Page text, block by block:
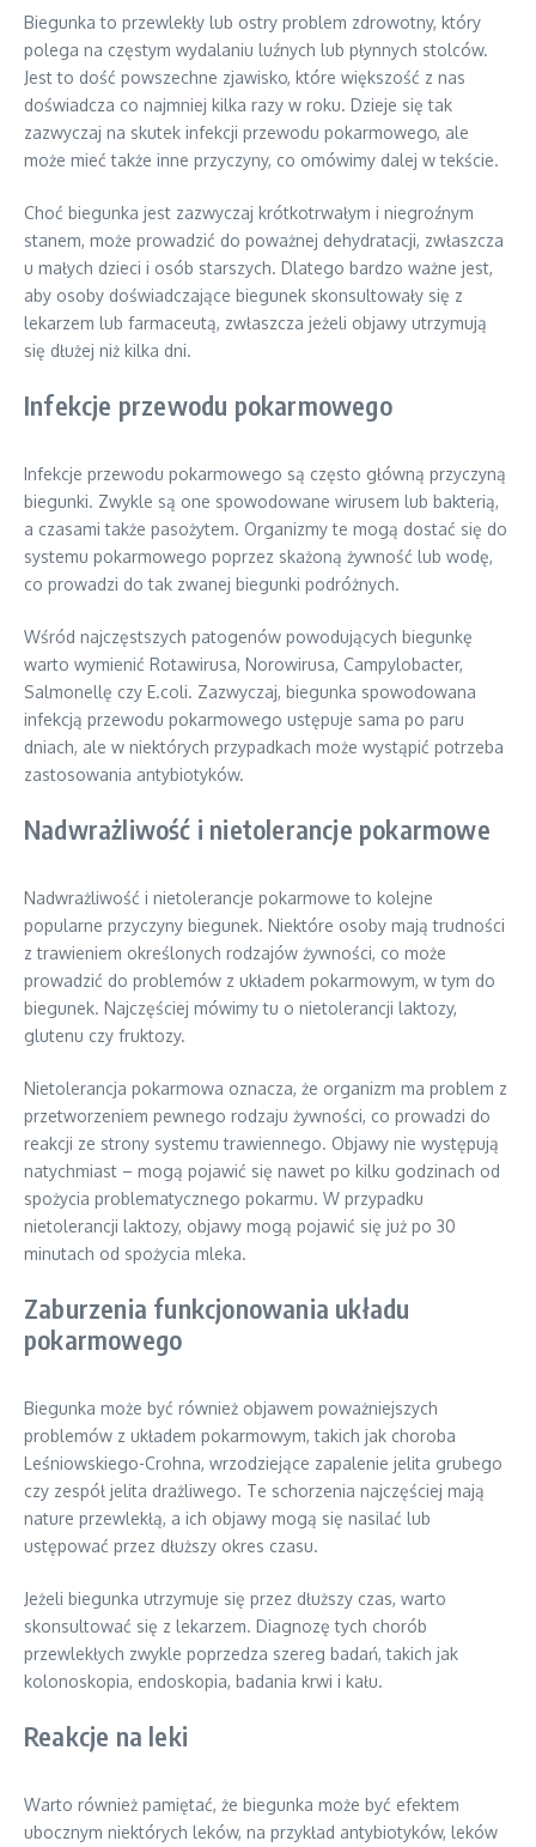
Biegunka to przewlekły lub ostry problem zdrowotny, który
polega na częstym wydalaniu luźnych lub płynnych stolców.
Jest to dość powszechne zjawisko, które większość z nas
doświadcza co najmniej kilka razy w roku. Dzieje się tak
zazwyczaj na skutek infekcji przewodu pokarmowego, ale
może mieć także inne przyczyny, co omówimy dalej w tekście.
Choć biegunka jest zazwyczaj krótkotrwałym i niegroźnym
stanem, może prowadzić do poważnej dehydratacji, zwłaszcza
u małych dzieci i osób starszych. Dlatego bardzo ważne jest,
aby osoby doświadczające biegunek skonsultowały się z
lekarzem lub farmaceutą, zwłaszcza jeżeli objawy utrzymują
się dłużej niż kilka dni.
Infekcje przewodu pokarmowego
Infekcje przewodu pokarmowego są często główną przyczyną
biegunki. Zwykle są one spowodowane wirusem lub bakterią,
a czasami także pasożytem. Organizmy te mogą dostać się do
systemu pokarmowego poprzez skażoną żywność lub wodę,
co prowadzi do tak zwanej biegunki podróżnych.
Wśród najczęstszych patogenów powodujących biegunkę
warto wymienić Rotawirusa, Norowirusa, Campylobacter,
Salmonellę czy E.coli. Zazwyczaj, biegunka spowodowana
infekcją przewodu pokarmowego ustępuje sama po paru
dniach, ale w niektórych przypadkach może wystąpić potrzeba
zastosowania antybiotyków.
Nadwrażliwość i nietolerancje pokarmowe
Nadwrażliwość i nietolerancje pokarmowe to kolejne
popularne przyczyny biegunek. Niektóre osoby mają trudności
z trawieniem określonych rodzajów żywności, co może
prowadzić do problemów z układem pokarmowym, w tym do
biegunek. Najczęściej mówimy tu o nietolerancji laktozy,
glutenu czy fruktozy.
Nietolerancja pokarmowa oznacza, że organizm ma problem z
przetworzeniem pewnego rodzaju żywności, co prowadzi do
reakcji ze strony systemu trawiennego. Objawy nie występują
natychmiast – mogą pojawić się nawet po kilku godzinach od
spożycia problematycznego pokarmu. W przypadku
nietolerancji laktozy, objawy mogą pojawić się już po 30
minutach od spożycia mleka.
Zaburzenia funkcjonowania układu
pokarmowego
Biegunka może być również objawem poważniejszych
problemów z układem pokarmowym, takich jak choroba
Leśniowskiego-Crohna, wrzodziejące zapalenie jelita grubego
czy zespół jelita drażliwego. Te schorzenia najczęściej mają
nature przewlekłą, a ich objawy mogą się nasilać lub
ustępować przez dłuższy okres czasu.
Jeżeli biegunka utrzymuje się przez dłuższy czas, warto
skonsultować się z lekarzem. Diagnozę tych chorób
przewlekłych zwykle poprzedza szereg badań, takich jak
kolonoskopia, endoskopia, badania krwi i kału.
Reakcje na leki
Warto również pamiętać, że biegunka może być efektem
ubocznym niektórych leków, na przykład antybiotyków, leków